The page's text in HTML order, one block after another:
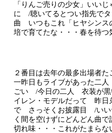
「りんご売りの少女」いい
に /聴いてるとつい指先で
曲 いつもこれ「ヒヤシン
培で育てたな・・・春を待つ
２番目は去年の最多出場者た
一昨日もライブがあった二
ごい /今日の二人 衣装が
イレン・モデルだって 昨日
で さっそくお披露目 /いい
く間を空けずにどんどん曲
切れ味・・・これがたまら